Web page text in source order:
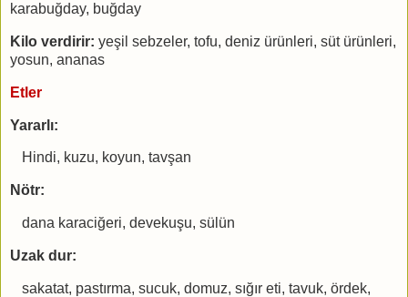
karabuğday, buğday
Kilo verdirir: yeşil sebzeler, tofu, deniz ürünleri, süt ürünleri,
yosun, ananas
Etler
Yararlı:
Hindi, kuzu, koyun, tavşan
Nötr:
dana karaciğeri, devekuşu, sülün
Uzak dur:
sakatat, pastırma, sucuk, domuz, sığır eti, tavuk, ördek,